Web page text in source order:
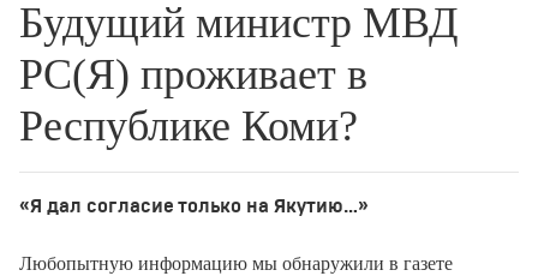
Будущий министр МВД
РС(Я) проживает в
Республике Коми?
«Я дал согласие только на Якутию…»
Любопытную информацию мы обнаружили в газете